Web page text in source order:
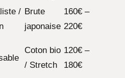
/ Brute
japonaise
160€ –
220€
Coton bio
/ Stretch
120€ –
180€